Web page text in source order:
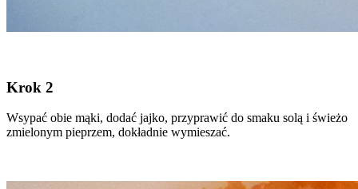
Krok 2
Wsypać obie mąki, dodać jajko, przyprawić do smaku solą i świeżo
zmielonym pieprzem, dokładnie wymieszać.